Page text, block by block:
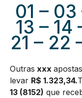
01 – 03
13 – 14
21 – 22
Outras xxx
levar R$ 1.323,34.
13 (8152) que